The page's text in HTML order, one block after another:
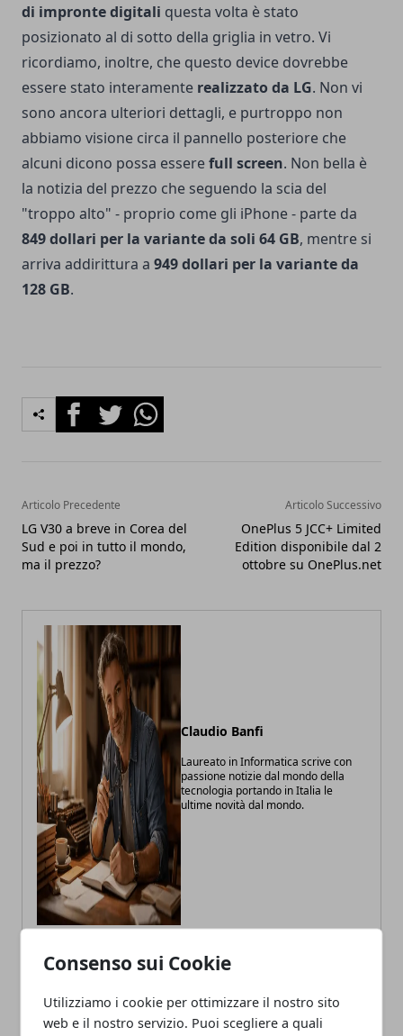
Consenso sui Cookie
Utilizziamo i cookie per ottimizzare il nostro sito
web e il nostro servizio. Puoi scegliere a quali
di impronte digitali questa volta è stato
posizionato al di sotto della griglia in vetro. Vi
ricordiamo, inoltre, che questo device dovrebbe
essere stato interamente realizzato da LG. Non vi
sono ancora ulteriori dettagli, e purtroppo non
abbiamo visione circa il pannello posteriore che
alcuni dicono possa esserefull screen. Non bella è
la notizia del prezzo che seguendo la scia del
"troppo alto" - proprio come gli iPhone - parte da
849 dollari per la variante da soli 64 GB, mentre si
arriva addirittura a 949 dollari per la variante da
128 GB.
FacebookTwitterWhatsapp
Articolo Precedente
LG V30 a breve in Corea del
Sud e poi in tutto il mondo,
ma il prezzo?
Articolo Successivo
OnePlus 5 JCC+ Limited
Edition disponibile dal 2
ottobre su OnePlus.net
Claudio Banfi
Laureato in Informatica scrive con
passione notizie dal mondo della
tecnologia portando in Italia le
ultime novità dal mondo.
ARTICOLI CORRELATI